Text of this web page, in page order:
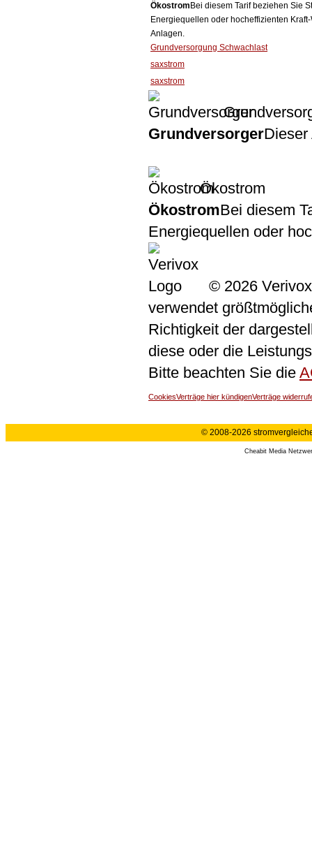
Ökostrom Bei diesem Tarif beziehen Sie
Energiequellen oder hocheffizienten
Anlagen.
Grundversorgung Schwachlast
saxstrom
saxstrom
GrundversorgerDieser
Ökostrom
ÖkostromBei diesem
Energiequellen oder
© 2026
verwendet
Richtigkeit der
diese oder die
Bitte beachten Sie die
CookiesVerträge hier kündigenVerträge
© 2008-2026
Cheabit Media